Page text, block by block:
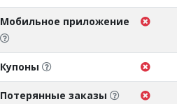
Мобильное приложение
Купоны
Потерянные заказы